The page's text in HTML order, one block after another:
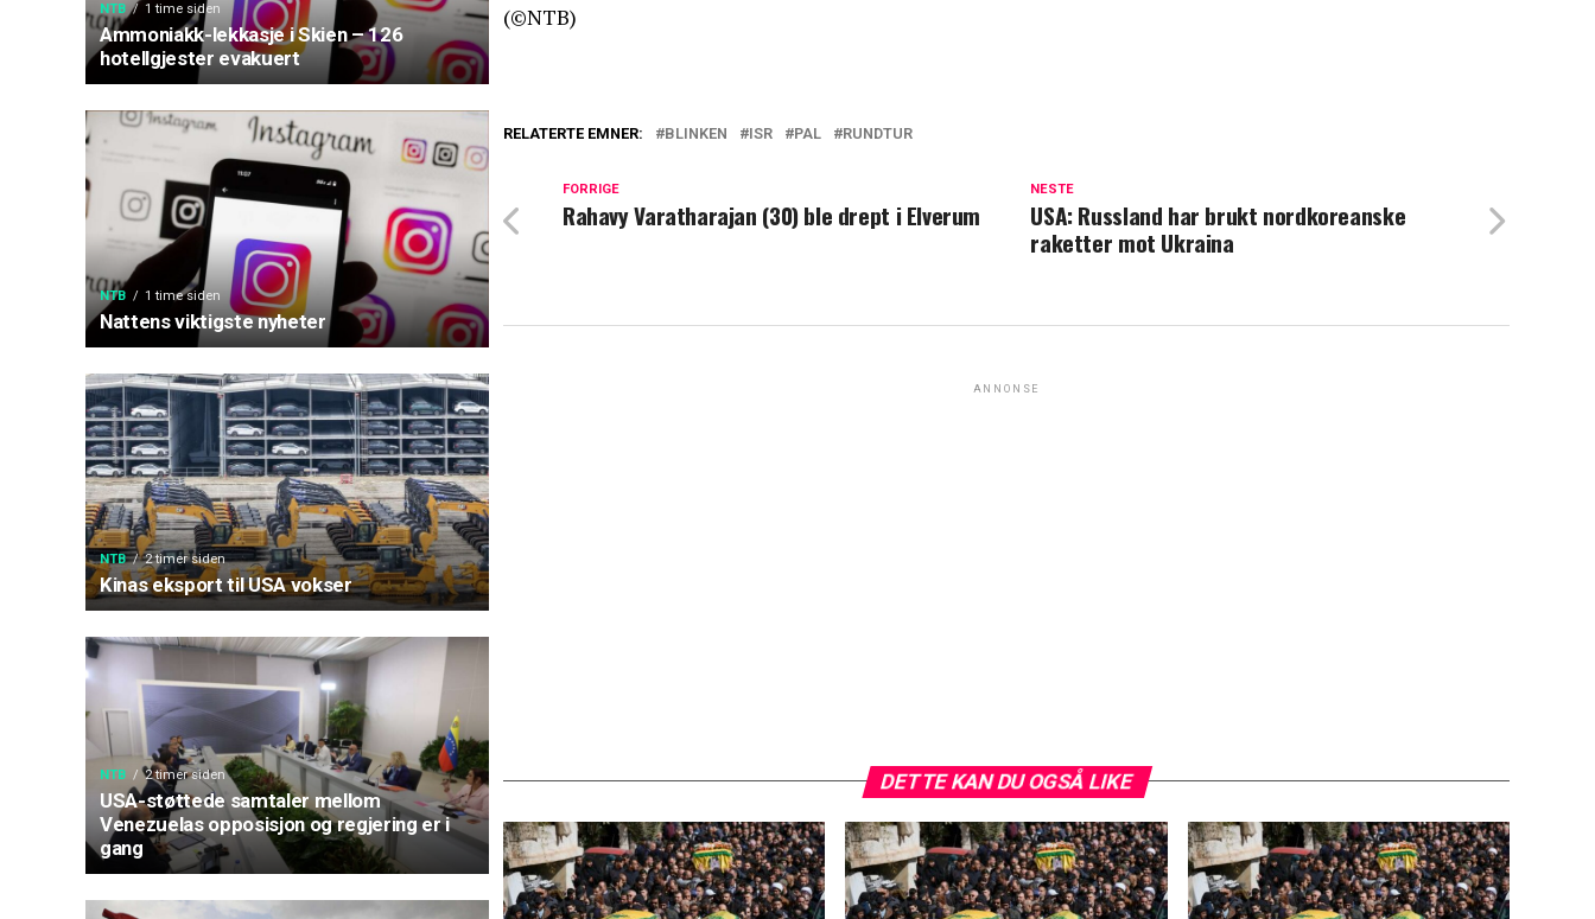
NTB 1 time siden
Ammoniakk-lekkasje i Skien – 126
hotellgjester evakuert
NTB 1 time siden
Nattens viktigste nyheter
NTB 2 timer siden
Kinas eksport til USA vokser
NTB 2 timer siden
USA-støttede samtaler mellom
Venezuelas opposisjon og regjering er i
gang
(©NTB)
RELATERTE EMNER: BLINKEN ISR PAL RUNDTUR
NESTE
USA: Russland har brukt nordkoreanske
raketter mot Ukraina
FORRIGE
Rahavy Varatharajan (30) ble drept i Elverum
ANNONSE
DETTE KAN DU OGSÅ LIKE